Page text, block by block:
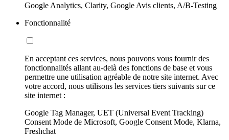
Google Analytics, Clarity, Google Avis clients, A/B-Testing
Fonctionnalité
En acceptant ces services, nous pouvons vous fournir des
fonctionnalités allant au-delà des fonctions de base et vous
permettre une utilisation agréable de notre site internet. Avec
votre accord, nous utilisons les services tiers suivants sur ce
site internet :
Google Tag Manager, UET (Universal Event Tracking)
Consent Mode de Microsoft, Google Consent Mode, Klarna,
Freshchat